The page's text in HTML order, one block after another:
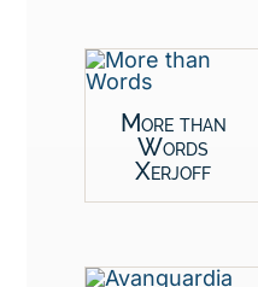
More than
Words
Xerjoff